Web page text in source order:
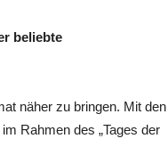
beliebte
näher zu bringen. Mit den
Rahmen des „Tages der